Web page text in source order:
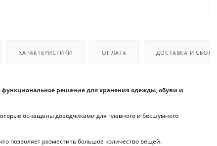
ХАРАКТЕРИСТИКИ ОПЛАТА ДОСТАВКА И СБОРКА
решение для хранения одежды, обуви и
оснащены доводчиками для плавного и бесшумного
позволяет разместить большое количество вещей.